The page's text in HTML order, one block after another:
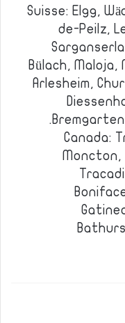
Suisse: Elgg,
de-Peilz,
Bülach, Maloja,
Arlesheim,
Canada:
Moncton,